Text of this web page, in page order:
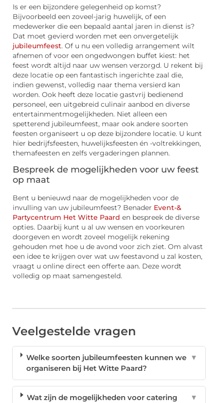
Is er een bijzondere gelegenheid op komst?
Bijvoorbeeld een zoveel-jarig huwelijk, of een
medewerker die een bepaald aantal jaren in dienst is?
Dat moet gevierd worden met een onvergetelijk
jubileumfeest. Of u nu een volledig arrangement wilt
afnemen of voor een ongedwongen buffet kiest: het
feest wordt altijd naar uw wensen verzorgd. U rekent bij
deze locatie op een fantastisch ingerichte zaal die,
indien gewenst, volledig naar thema versierd kan
worden. Ook heeft deze locatie gastvrij bedienend
personeel, een uitgebreid culinair aanbod en diverse
entertainmentmogelijkheden. Niet alleen een
spetterend jubileumfeest, maar ook andere soorten
feesten organiseert u op deze bijzondere locatie. U kunt
hier bedrijfsfeesten, huwelijksfeesten én -voltrekkingen,
themafeesten en zelfs vergaderingen plannen.
Bespreek de mogelijkheden voor uw feest
op maat
Bent u benieuwd naar de mogelijkheden voor de
invulling van uw jubileumfeest? Benader Event-&
Partycentrum Het Witte Paard en bespreek de diverse
opties. Daarbij kunt u al uw wensen en voorkeuren
doorgeven en wordt zoveel mogelijk rekening
gehouden met hoe u de avond voor zich ziet. Om alvast
een idee te krijgen over wat uw feestavond u zal kosten,
vraagt u online direct een offerte aan. Deze wordt
volledig op maat samengesteld.
Veelgestelde vragen
Welke soorten jubileumfeesten kunnen we
organiseren bij Het Witte Paard?
▼
Wat zijn de mogelijkheden voor catering
▼